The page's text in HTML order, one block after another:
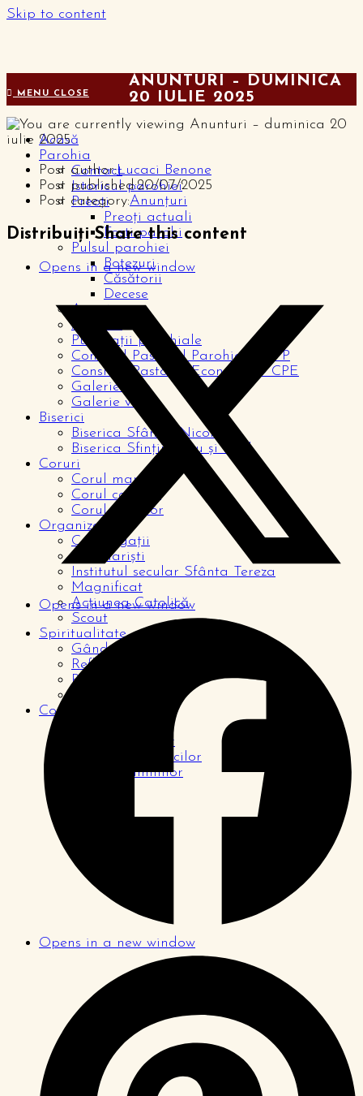
Skip to content
MENU CLOSE
Acasă
Parohia
Contact
Istoricul parohiei
Preoți
Preoți actuali
Foști parohi
Pulsul parohiei
Botezuri
Căsătorii
Decese
Anunțuri
Articole
Publicații parohiale
Consiliul Pastoral Parohial – CPP
Consiliul Pastoral Economic – CPE
Galerie foto
Galerie video
Biserici
Biserica Sfântul Nicolae
Biserica Sfinții Petru și Paul
Coruri
Corul mare
Corul copiilor
Corul tinerilor
Organizații
Congregații
Seminariști
Institutul secular Sfânta Tereza
Magnificat
Acțiunea Catolică
Scout
Spiritualitate
Gândul zilei
Reflecții
Rugăciuni
Comunitate
Pagina tinerilor
Pagina logodnicilor
Pagina familiilor
ANUNTURI – DUMINICA
20 IULIE 2025
Post author:Lucaci Benone
Post published:20/07/2025
Post category:Anunțuri
Distribuiți Share this content
Opens in a new window
Opens in a new window
Opens in a new window